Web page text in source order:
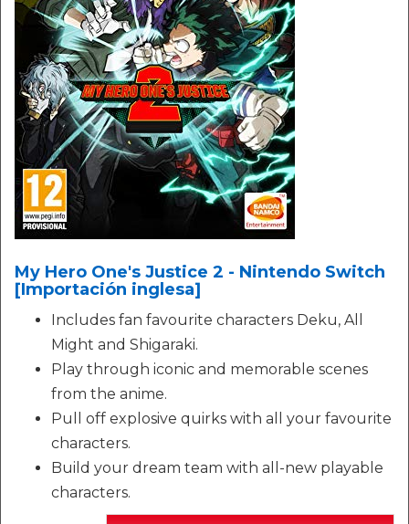
My Hero One's Justice 2 - Nintendo Switch
[Importación inglesa]
Includes fan favourite characters Deku, All
Might and Shigaraki.
Play through iconic and memorable scenes
from the anime.
Pull off explosive quirks with all your favourite
characters.
Build your dream team with all-new playable
characters.